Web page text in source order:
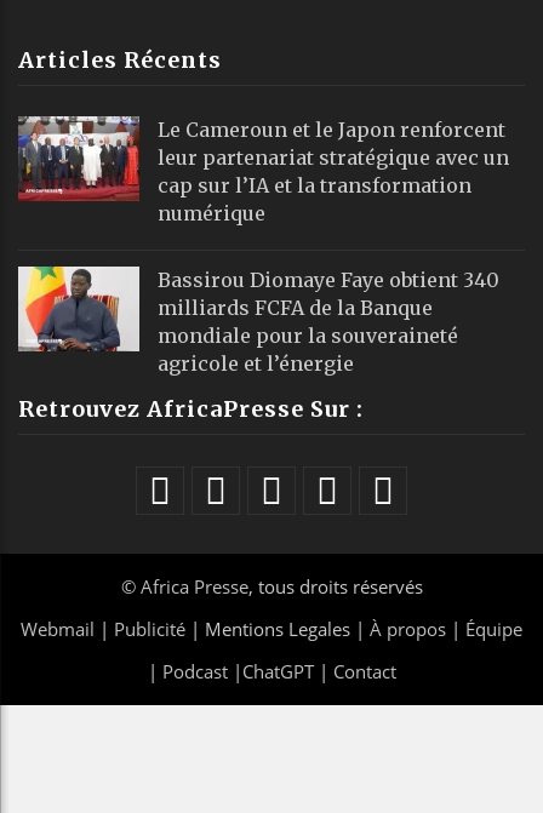
Articles Récents
Le Cameroun et le Japon renforcent
leur partenariat stratégique avec un
cap sur l’IA et la transformation
numérique
Bassirou Diomaye Faye obtient 340
milliards FCFA de la Banque
mondiale pour la souveraineté
agricole et l’énergie
Retrouvez AfricaPresse Sur :
© Africa Presse, tous droits réservés
Webmail | Publicité | Mentions Legales | À propos | Équipe
| Podcast| ChatGPT| Contact